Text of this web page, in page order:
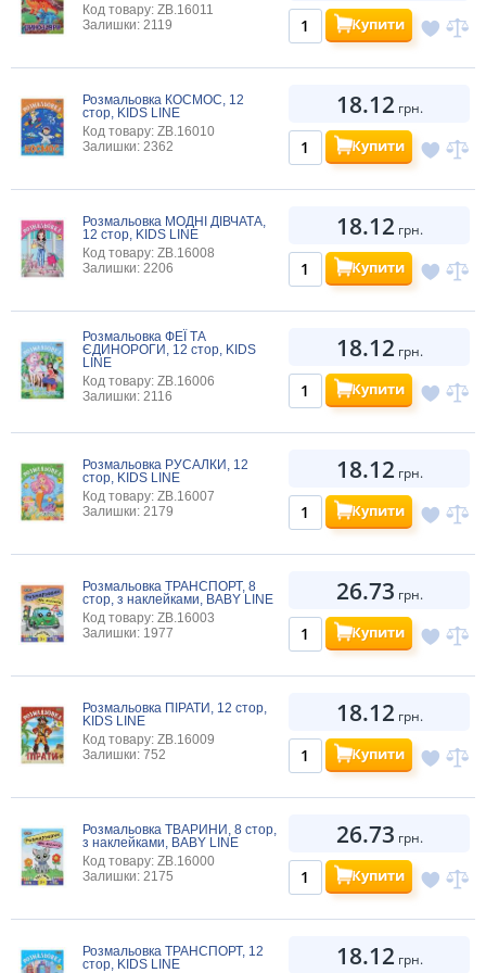
Код товару: ZB.16011
Залишки: 2119
Купити
Розмальовка КОСМОС, 12
стор, KIDS LINE
Код товару: ZB.16010
Залишки: 2362
18.12 грн.
Купити
Розмальовка МОДНІ ДІВЧАТА,
12 стор, KIDS LINE
Код товару: ZB.16008
Залишки: 2206
18.12 грн.
Купити
Розмальовка ФЕЇ ТА
ЄДИНОРОГИ, 12 стор, KIDS
LINE
Код товару: ZB.16006
Залишки: 2116
18.12 грн.
Купити
Розмальовка РУСАЛКИ, 12
стор, KIDS LINE
Код товару: ZB.16007
Залишки: 2179
18.12 грн.
Купити
Розмальовка ТРАНСПОРТ, 8
стор, з наклейками, BABY LINE
Код товару: ZB.16003
Залишки: 1977
26.73 грн.
Купити
Розмальовка ПІРАТИ, 12 стор,
KIDS LINE
Код товару: ZB.16009
Залишки: 752
18.12 грн.
Купити
Розмальовка ТВАРИНИ, 8 стор,
з наклейками, BABY LINE
Код товару: ZB.16000
Залишки: 2175
26.73 грн.
Купити
Розмальовка ТРАНСПОРТ, 12
стор, KIDS LINE
18.12 грн.